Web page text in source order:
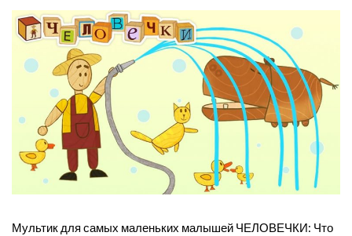
Мультик для самых маленьких малышей ЧЕЛОВЕЧКИ: Что